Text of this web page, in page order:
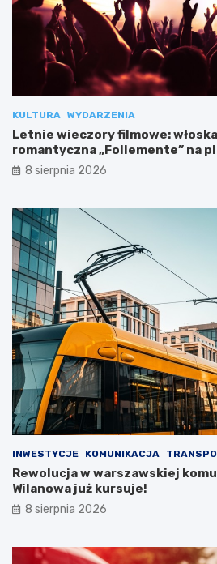
KULTURA WYDARZENIA
Letnie wieczory filmowe:
romantyczna „Follemente” na
8 sierpnia 2026
INWESTYCJE KOMUNIKACJA
Rewolucja w warszawskiej
Wilanowa już kursuje!
8 sierpnia 2026